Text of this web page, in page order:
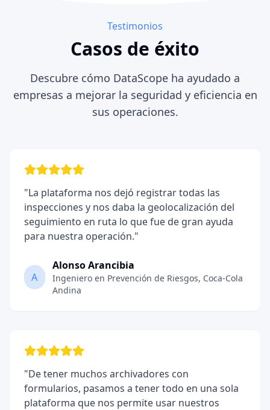
Testimonios
Casos de éxito
Descubre cómo DataScope ha ayudado a
empresas a mejorar la seguridad y eficiencia en
sus operaciones.
"La plataforma nos dejó registrar todas las
inspecciones y nos daba la geolocalización del
seguimiento en ruta lo que fue de gran ayuda
para nuestra operación."
A
Alonso Arancibia
Ingeniero en Prevención de Riesgos, Coca-Cola
Andina
"De tener muchos archivadores con
formularios, pasamos a tener todo en una sola
plataforma que nos permite usar nuestros